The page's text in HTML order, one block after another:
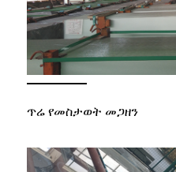
ጥሬ የመስታወት መጋዘን